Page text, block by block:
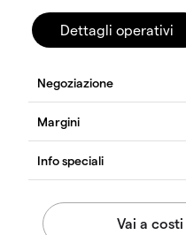
Dettagli operativi